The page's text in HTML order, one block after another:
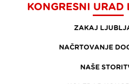
KONGRESNI
ZAKAJ
NAČRTOVANJE
NAŠE